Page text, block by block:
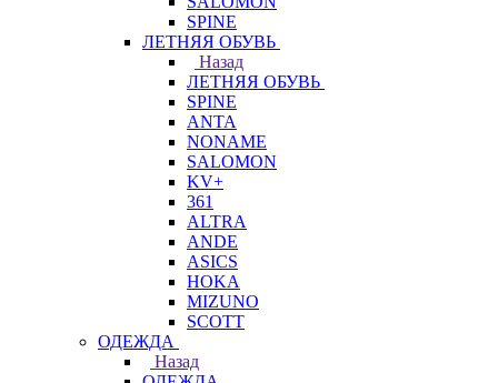
SPINE
ЛЕТНЯЯ ОБУВЬ
Назад
ЛЕТНЯЯ ОБУВЬ
SPINE
ANTA
NONAME
SALOMON
KV+
361
ALTRA
ANDE
ASICS
HOKA
MIZUNO
SCOTT
ОДЕЖДА
Назад